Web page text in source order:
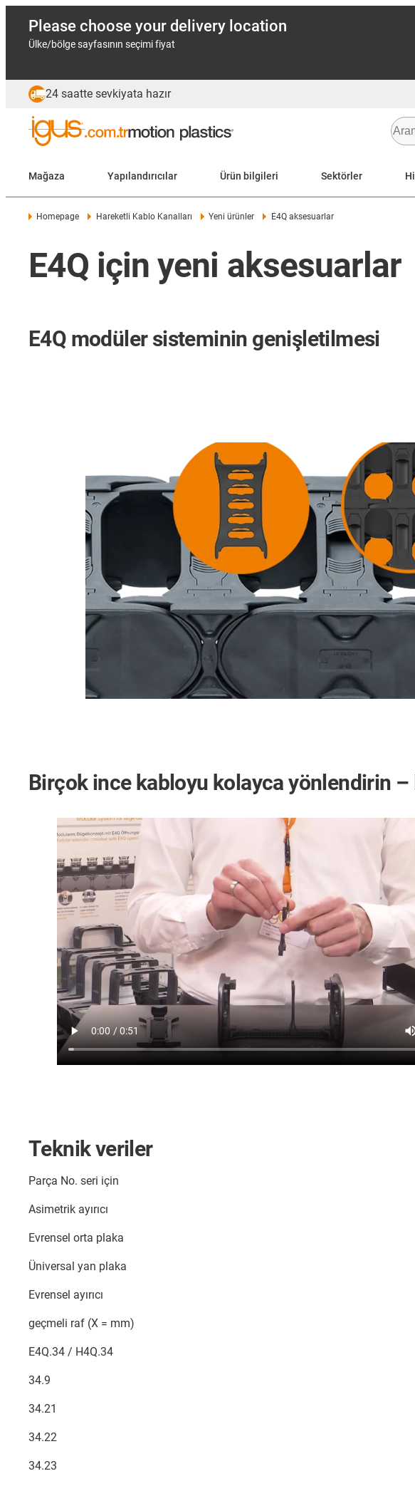
Please choose your delivery location
Ülke/bölge sayfasının seçimi fiyat
24 saatte sevkiyata hazır
Mağaza Yapılandırıcılar Ürün bilgileri Sektörler
Homepage Hareketli Kablo Kanalları Yeni ürünler E4Q aksesuarlar
E4Q için yeni aksesuarlar
E4Q modüler sisteminin genişletilmesi
Birçok ince kabloyu kolayca yönlendirin –
Teknik veriler
Parça No. seri için
Asimetrik ayırıcı
Evrensel orta plaka
Üniversal yan plaka
Evrensel ayırıcı
geçmeli raf (X = mm)
E4Q.34 / H4Q.34
34.9
34.21
34.22
34.23